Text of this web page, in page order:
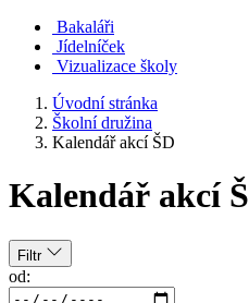
Bakaláři
Jídelníček
Vizualizace školy
Úvodní stránka
Školní družina
Kalendář akcí ŠD
Kalendář akcí
Filtr
od: